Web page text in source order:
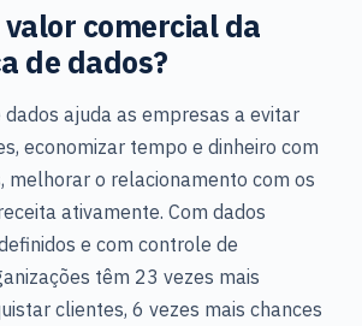
valor comercial da
de dados?
dados ajuda as empresas a evitar
economizar tempo e dinheiro com
melhorar o relacionamento com os
ativamente. Com dados
e com controle de
têm 23 vezes mais
clientes, 6 vezes mais chances